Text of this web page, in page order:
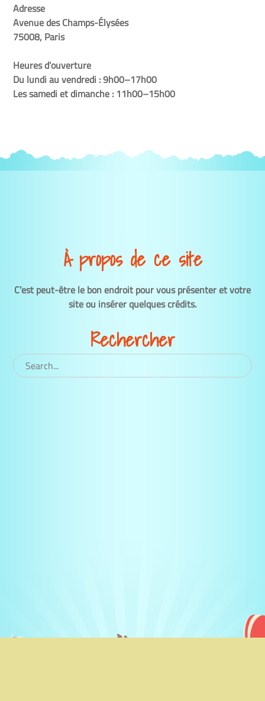
Adresse
Avenue des Champs-Élysées
75008, Paris
Heures d’ouverture
Du lundi au vendredi : 9h00–17h00
Les samedi et dimanche : 11h00–15h00
À propos de ce site
C’est peut-être le bon endroit pour vous présenter et votre
site ou insérer quelques crédits.
Rechercher